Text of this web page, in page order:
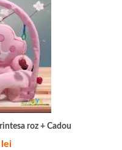
roz + Cadou
lei